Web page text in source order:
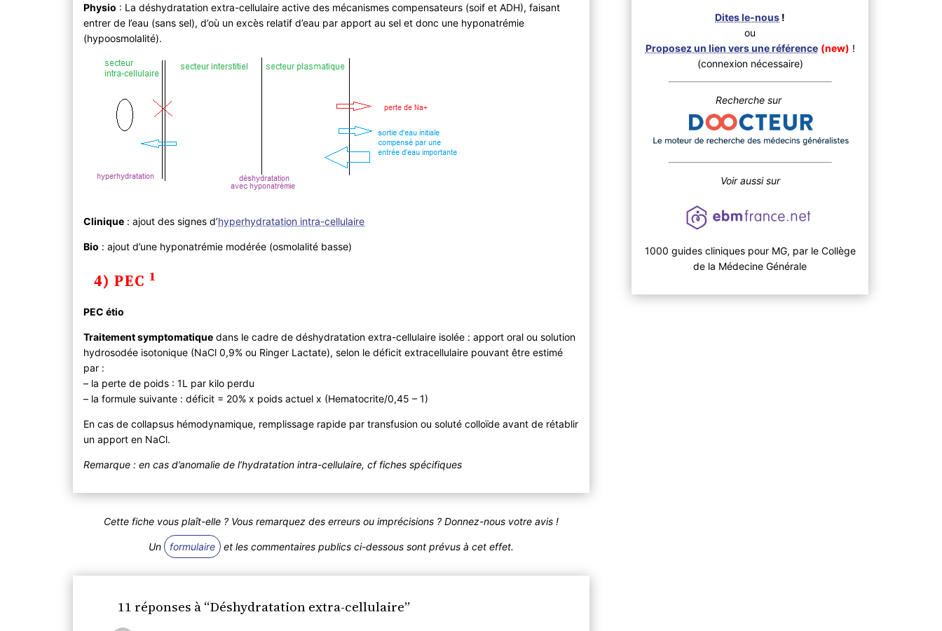
Physio : La déshydratation extra-cellulaire active des mécanismes compensateurs (soif et ADH), faisant
entrer de l’eau (sans sel), d’où un excès relatif d’eau par apport au sel et donc une hyponatrémie
(hypoosmolalité).
Clinique : ajout des signes d’hyperhydratation intra-cellulaire
Bio : ajout d’une hyponatrémie modérée (osmolalité basse)
4) PEC 1
PEC étio
Traitement symptomatique dans le cadre de déshydratation extra-cellulaire isolée : apport oral ou solution
hydrosodée isotonique (NaCl 0,9% ou Ringer Lactate), selon le déficit extracellulaire pouvant être estimé
par :
– la perte de poids : 1L par kilo perdu
– la formule suivante : déficit = 20% x poids actuel x (Hematocrite/0,45 – 1)
En cas de collapsus hémodynamique, remplissage rapide par transfusion ou soluté colloïde avant de rétablir
un apport en NaCl.
Remarque : en cas d’anomalie de l’hydratation intra-cellulaire, cf fiches spécifiques
Cette fiche vous plaît-elle ? Vous remarquez des erreurs ou imprécisions ? Donnez-nous votre avis !
Un formulaire et les commentaires publics ci-dessous sont prévus à cet effet.
11 réponses à “Déshydratation extra-cellulaire”
Dites le-nous !
ou
Proposez un lien vers une référence (new) !
(connexion nécessaire)
Recherche sur
Voir aussi sur
1000 guides cliniques pour MG, par le Collège
de la Médecine Générale